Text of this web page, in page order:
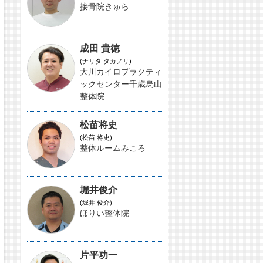
接骨院きゅら
成田 貴徳
(ナリタ タカノリ)
大川カイロプラクティ
ックセンター千歳烏山
整体院
松苗将史
(松苗 将史)
整体ルームみころ
堀井俊介
(堀井 俊介)
ほりい整体院
片平功一